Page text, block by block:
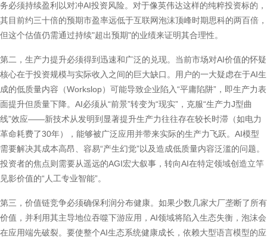
务必须持续盈利以对冲AI投资风险。对于像英伟达这样的纯粹投资标的，
其目前约三十倍的预期市盈率远低于互联网泡沫顶峰时期思科的两百倍，
但这个估值仍需通过持续"超出预期"的业绩来证明其合理性。
第二，生产力提升必须得到迅速和广泛的兑现。当前市场对AI价值的怀疑
核心在于投资规模与实际收入之间的巨大缺口。用户的一大疑虑在于AI生
成的低质量内容（Workslop）可能导致企业陷入“平庸陷阱”，即生产力表
面提升但质量下降。AI必须从“前景”转变为“现实”，克服“生产力J型曲
线”效应——新技术从发明到显著提升生产力往往存在较长时滞（如电力
革命耗费了30年），能够被广泛应用并带来实际的生产力飞跃。AI模型
需要解决其成本高昂、容易“产生幻觉”以及造成低质量内容泛滥的问题。
投资者的焦点则需要从遥远的AGI宏大叙事，转向AI在特定领域创造立竿
见影价值的“人工专业智能”。
第三，价值链竞争必须确保利润分布健康。如果少数几家大厂垄断了所有
价值，并利用其主导地位吞噬下游应用，AI领域将陷入生态失衡，泡沫会
在应用端先破裂。要使整个AI生态系统健康成长，依赖大型语言模型的应